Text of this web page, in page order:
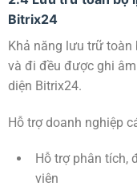
Bitrix24
Khả năng lưu trữ
và đi đều được ghi
diện Bitrix24.
Hỗ trợ doanh nghiệp
Hỗ trợ phân tích,
viên